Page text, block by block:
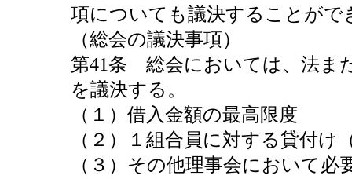
項についても議決することがで
（総会の議決事項）
第41条 総会においては、法ま
を議決する。
（１）借入金額の最高限度
（２）１組合員に対する貸付
（３）その他理事会において必